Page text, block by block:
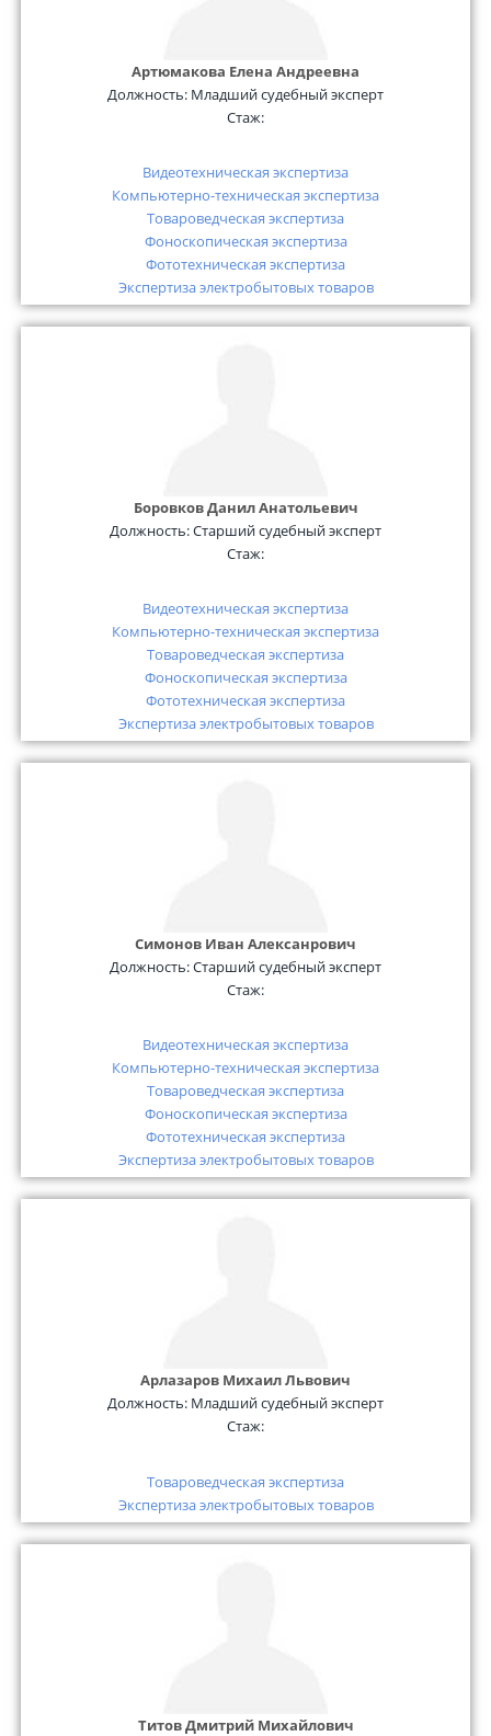
Артюмакова Елена Андреевна
Должность: Младший судебный эксперт
Стаж:
Видеотехническая экспертиза
Компьютерно-техническая экспертиза
Товароведческая экспертиза
Фоноскопическая экспертиза
Фототехническая экспертиза
Экспертиза электробытовых товаров
Боровков Данил Анатольевич
Должность:Старший судебный эксперт
Стаж:
Видеотехническая экспертиза
Компьютерно-техническая экспертиза
Товароведческая экспертиза
Фоноскопическая экспертиза
Фототехническая экспертиза
Экспертиза электробытовых товаров
Симонов Иван Алексанрович
Должность:Старший судебный эксперт
Стаж:
Видеотехническая экспертиза
Компьютерно-техническая экспертиза
Товароведческая экспертиза
Фоноскопическая экспертиза
Фототехническая экспертиза
Экспертиза электробытовых товаров
Арлазаров Михаил Львович
Должность: Младший судебный эксперт
Стаж:
Товароведческая экспертиза
Экспертиза электробытовых товаров
Титов Дмитрий Михайлович